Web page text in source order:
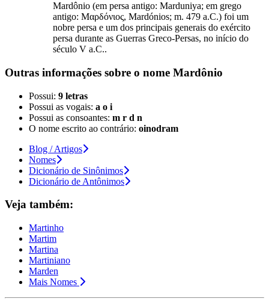
Mardônio (em persa antigo: Marduniya; em grego
antigo: Μαρδόνιος, Mardónios; m. 479 a.C.) foi um
nobre persa e um dos principais generais do exército
persa durante as Guerras Greco-Persas, no início do
século V a.C..
Outras informações sobre o nome Mardônio
Possui: 9 letras
Possui as vogais: a o i
Possui as consoantes: m r d n
O nome escrito ao contrário: oinodram
Blog / Artigos
Nomes
Dicionário de Sinônimos
Dicionário de Antônimos
Veja também:
Martinho
Martim
Martina
Martiniano
Marden
Mais Nomes